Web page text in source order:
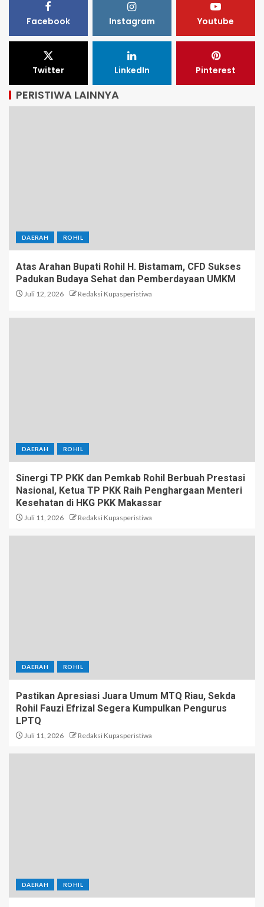
Facebook Instagram Youtube
Twitter LinkedIn Pinterest
PERISTIWA LAINNYA
DAERAH ROHIL
Atas Arahan Bupati Rohil H. Bistamam, CFD Sukses
Padukan Budaya Sehat dan Pemberdayaan UMKM
Juli 12, 2026 Redaksi Kupasperistiwa
DAERAH ROHIL
Sinergi TP PKK dan Pemkab Rohil Berbuah Prestasi
Nasional, Ketua TP PKK Raih Penghargaan Menteri
Kesehatan di HKG PKK Makassar
Juli 11, 2026 Redaksi Kupasperistiwa
DAERAH ROHIL
Pastikan Apresiasi Juara Umum MTQ Riau, Sekda
Rohil Fauzi Efrizal Segera Kumpulkan Pengurus
LPTQ
Juli 11, 2026 Redaksi Kupasperistiwa
DAERAH ROHIL